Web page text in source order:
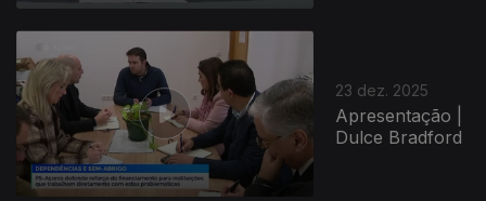
23 dez. 2025
Apresentação |
Dulce Bradford